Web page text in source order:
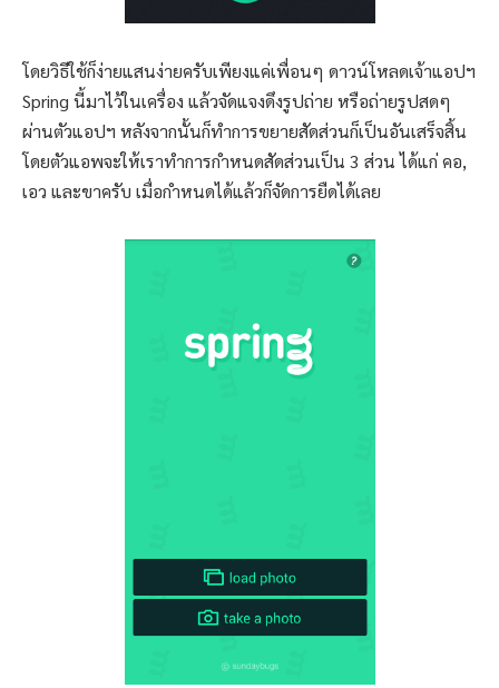
โดยวิธีใช้ก็ง่ายแสนง่ายครับเพียงแค่เพื่อนๆ ดาวน์โหลดเจ้าแอปฯ
Spring นี้มาไว้ในเครื่อง แล้วจัดแจงดึงรูปถ่าย หรือถ่ายรูปสดๆ
ผ่านตัวแอปฯ หลังจากนั้นก็ทำการขยายสัดส่วนก็เป็นอันเสร็จสิ้น
โดยตัวแอพจะให้เราทำการกำหนดสัดส่วนเป็น 3 ส่วน ได้แก่ คอ,
เอว และขาครับ เมื่อกำหนดได้แล้วก็จัดการยืดได้เลย